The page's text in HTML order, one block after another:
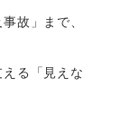
故」まで、
る「見えな